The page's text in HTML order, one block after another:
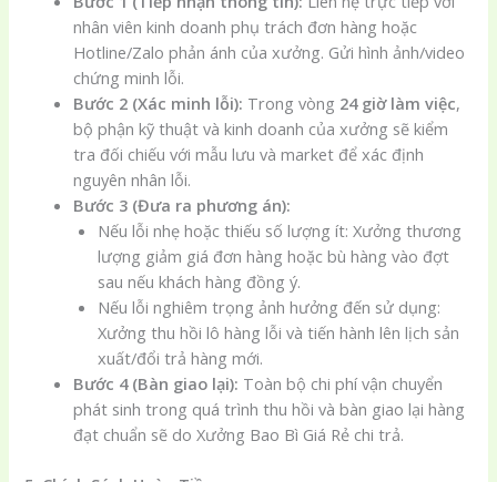
nhân viên kinh doanh phụ trách đơn hàng hoặc
Hotline/Zalo phản ánh của xưởng. Gửi hình ảnh/video
chứng minh lỗi.
Bước 2 (Xác minh lỗi): Trong vòng 24 giờ làm việc,
bộ phận kỹ thuật và kinh doanh của xưởng sẽ kiểm
tra đối chiếu với mẫu lưu và market để xác định
nguyên nhân lỗi.
Bước 3 (Đưa ra phương án):
Nếu lỗi nhẹ hoặc thiếu số lượng ít: Xưởng thương
lượng giảm giá đơn hàng hoặc bù hàng vào đợt
sau nếu khách hàng đồng ý.
Nếu lỗi nghiêm trọng ảnh hưởng đến sử dụng:
Xưởng thu hồi lô hàng lỗi và tiến hành lên lịch sản
xuất/đổi trả hàng mới.
Bước 4 (Bàn giao lại): Toàn bộ chi phí vận chuyển
phát sinh trong quá trình thu hồi và bàn giao lại hàng
đạt chuẩn sẽ do Xưởng Bao Bì Giá Rẻ chi trả.